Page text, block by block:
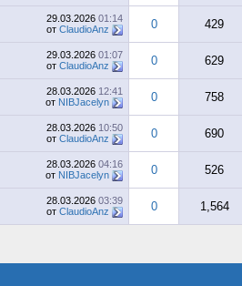
29.03.2026 01:14
от ClaudioAnz 0 429
29.03.2026 01:07
от ClaudioAnz 0 629
28.03.2026 12:41
от NIBJacelyn 0 758
28.03.2026 10:50
от ClaudioAnz 0 690
28.03.2026 04:16
от NIBJacelyn 0 526
28.03.2026 03:39
от ClaudioAnz 0 1,564